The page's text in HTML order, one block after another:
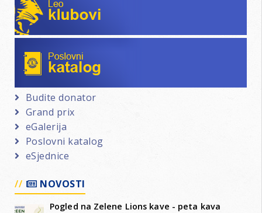
Budite donator
Grand prix
eGalerija
Poslovni katalog
eSjednice
NOVOSTI
Pogled na Zelene Lions kave - peta kava